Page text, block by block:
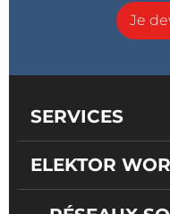
Je
SERVICES
ELEKTOR